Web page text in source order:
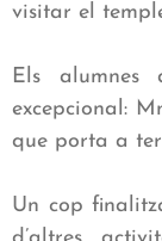
visitar el
Els
excepcional:
que porta a
Un cop